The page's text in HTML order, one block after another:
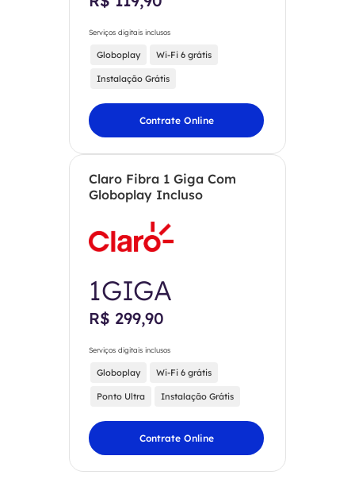
Serviços digitais inclusos
Globoplay Wi-Fi 6 grátis
Instalação Grátis
Contrate Online
Claro Fibra 1 Giga Com
Globoplay Incluso
1GIGA
R$ 299,90
Serviços digitais inclusos
Globoplay Wi-Fi 6 grátis
Ponto Ultra Instalação Grátis
Contrate Online